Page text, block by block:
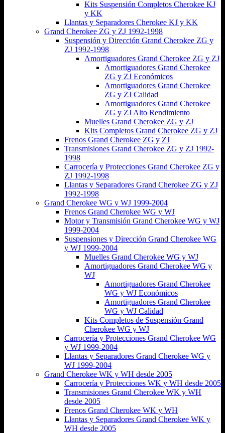
Kits Suspensión Completos Cherokee KJ
y KK
Llantas y Separadores Cherokee KJ y KK
Grand Cherokee ZG y ZJ 1992-1998
Suspensión y Dirección Grand Cherokee ZG y
ZJ 1992-1998
Amortiguadores Grand Cherokee ZG y ZJ
Amortiguadores Grand Cherokee
ZG y ZJ Económicos
Amortiguadores Grand Cherokee
ZG y ZJ Calidad
Amortiguadores Grand Cherokee
ZG y ZJ Alto Rendimiento
Muelles Grand Cherokee ZG y ZJ
Kits Completos Grand Cherokee ZG y ZJ
Frenos Grand Cherokee ZG y ZJ
Transmisiones Grand Cherokee ZG y ZJ 1992-
1998
Carrocería y Protecciones Grand Cherokee ZG y
ZJ 1992-1998
Llantas y Separadores Grand Cherokee ZG y ZJ
1992-1998
Grand Cherokee WG y WJ 1999-2004
Frenos Grand Cherokee WG y WJ
Motor y Transmisión Grand Cherokee WG y WJ
1999-2004
Suspensiones y Dirección Grand Cherokee WG
y WJ 1999-2004
Muelles Grand Cherokee WG y WJ
Amortiguadores Grand Cherokee WG y
WJ
Amortiguadores Grand Cherokee
WG y WJ Económicos
Amortiguadores Grand Cherokee
WG y WJ Calidad
Kits Completos de Suspensión Grand
Cherokee WG y WJ
Carrocería y Protecciones Grand Cherokee WG
y WJ 1999-2004
Llantas y Separadores Grand Cherokee WG y
WJ 1999-2004
Grand Cherokee WK y WH desde 2005
Carrocería y Protecciones WK y WH desde 2005
Transmisiones Grand Cherokee WK y WH
desde 2005
Frenos Grand Cherokee WK y WH
Llantas y Separadores Grand Cherokee WK y
WH desde 2005